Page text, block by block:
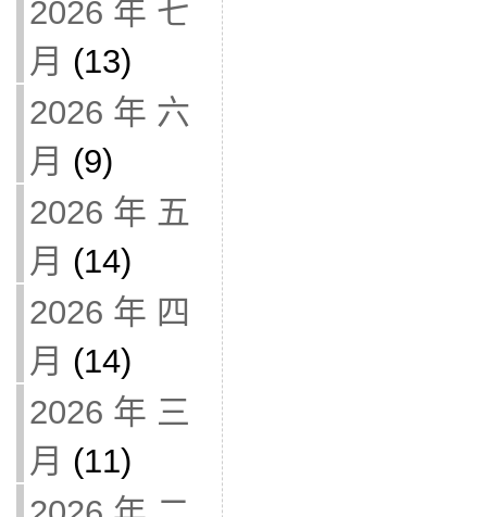
2026 年 七
月 (13)
2026 年 六
月 (9)
2026 年 五
月 (14)
2026 年 四
月 (14)
2026 年 三
月 (11)